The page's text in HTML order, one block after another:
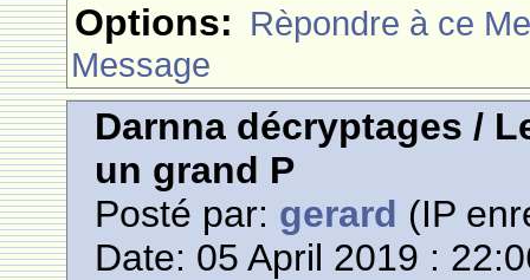
Options: Rèpondre à ce
Message
Darnna décryptages /
un grand P
Posté par: gerard (IP
Date: 05 April 2019 :